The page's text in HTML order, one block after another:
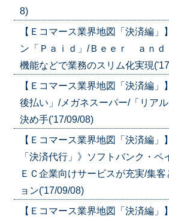
8)
【Ｅコマース業界地図「決済編
ン「Ｐａｉｄ」/Ｂｅｅｒ ａｎ
機能などで業務のスリム化実現
【Ｅコマース業界地図「決済編」
後払い」/メガネスーパー/「リア
決め手('17/09/08)
【Ｅコマース業界地図「決済編」
「決済代行」》ソフトバンク・ペ
ＥＣ企業向けサービスが充実/集
ョン('17/09/08)
【Ｅコマース業界地図「決済編」